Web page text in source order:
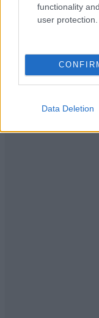
functionality
user protection.
Data Deletion
την προσωπική
αντικείμενο